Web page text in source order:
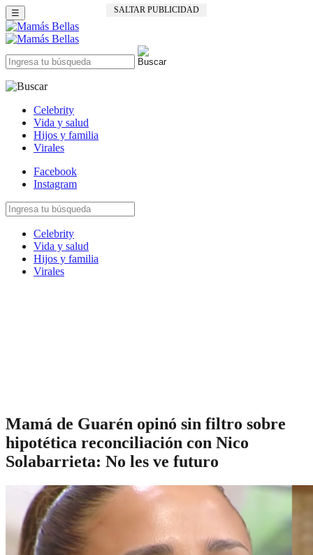
SALTAR PUBLICIDAD
☰
Celebrity
Vida y salud
Hijos y familia
Virales
Facebook
Instagram
Celebrity
Vida y salud
Hijos y familia
Virales
Mamá de Guarén opinó sin filtro sobre
hipotética reconciliación con Nico
Solabarrieta: No les ve futuro